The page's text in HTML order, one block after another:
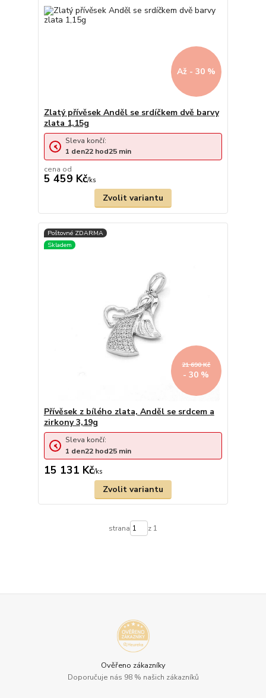
Až - 30 %
Zlatý přívěsek Anděl se srdíčkem dvě barvy
zlata 1,15g
cena od
5 459 Kč/ks
Sleva končí:
1 den22 hod25 min
Zvolit variantu
21 690 Kč
- 30 %
Přívěsek z bílého zlata, Anděl se srdcem a
zirkony 3,19g
15 131 Kč/ks
Sleva končí:
1 den22 hod25 min
Zvolit variantu
strana z 1
Ověřeno zákazníky
Doporučuje nás 98 % našich zákazníků